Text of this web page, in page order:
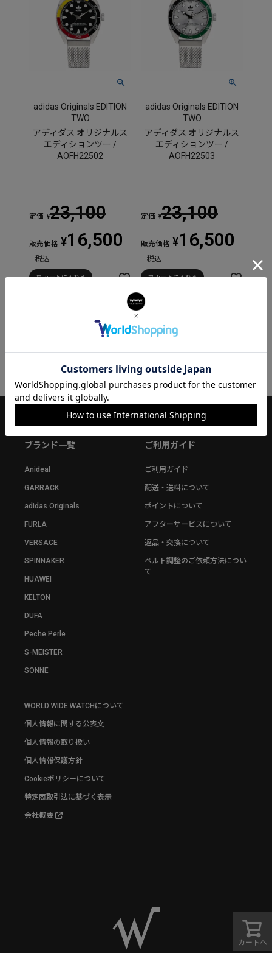
adidas Originals EDITION
TWO
アディダス オリジナルス
エディションツー /
AOFH22502
定価 ¥23,100
販売価格 ¥16,500
税込
カートに入れる
adidas Originals EDITION
TWO
アディダス オリジナルス
エディションツー /
AOFH22503
定価 ¥23,100
販売価格 ¥16,500
税込
カートに入れる
価格が安い順 価格が高い順
カートへ
ブランド一覧
Anideal
GARRACK
adidas Originals
FURLA
VERSACE
SPINNAKER
HUAWEI
KELTON
DUFA
Peche Perle
S-MEISTER
SONNE
ご利用ガイド
ご利用ガイド
配送・送料について
ポイントについて
アフターサービスについて
返品・交換について
ベルト調整のご依頼方法につい
て
WORLD WIDE WATCHについて
個人情報に関する公表文
個人情報の取り扱い
個人情報保護方針
Cookieポリシーについて
特定商取引法に基づく表示
会社概要